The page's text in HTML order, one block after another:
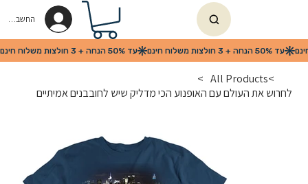
החשבון שלי
>
All Products
>
לחרוש את העולם עם האופנוע הכי מדליק שיש לחובבנים אמיתיים